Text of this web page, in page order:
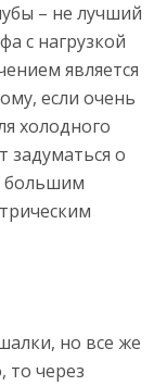
– не лучший
с нагрузкой
является
если очень
холодного
задуматься о
большим
но все же
то через